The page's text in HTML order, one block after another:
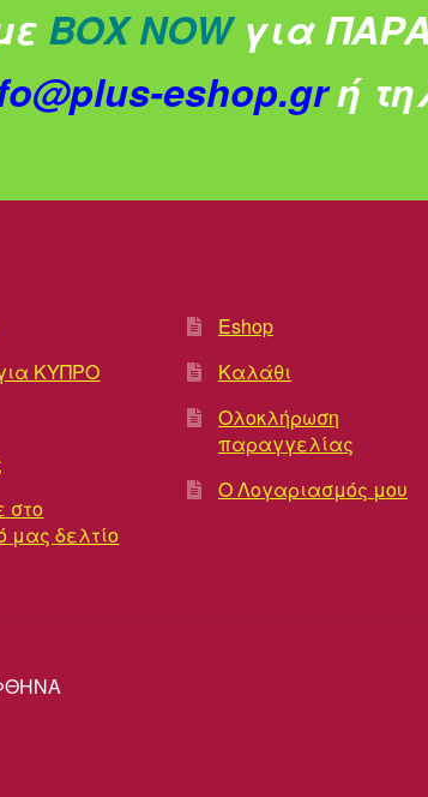
BOX NOW για
eshop.grή
ΚΥΠΡΟ
στο
μας δελτίο
Eshop
Καλάθι
Ολοκλήρωση
παραγγελίας
Ο Λογαριασμός μου